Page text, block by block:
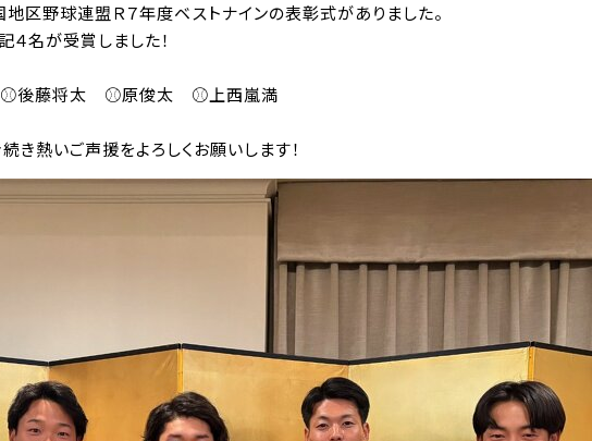
地区野球連盟Ｒ７年度ベストナインの表彰式がありました。
４名が受賞しました！
後藤将太 ⚾原俊太 ⚾上西嵐満
き熱いご声援をよろしくお願いします！